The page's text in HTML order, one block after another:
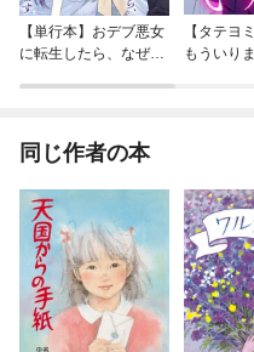
【単行本】おデブ悪女
に転生したら、なぜか
【タテヨ
もういり
同じ作者の本